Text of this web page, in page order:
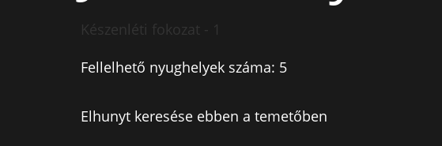
Készenléti fokozat - 1
Fellelhető nyughelyek száma: 5
Elhunyt keresése ebben a temetőben